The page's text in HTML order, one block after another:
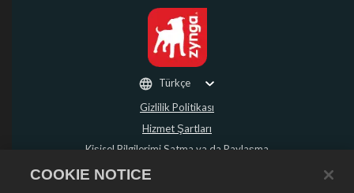
Gizlilik Politikası
Hizmet Şartları
Kişisel Bilgilerimi Satma ya da Paylaşma
Para İadesi Politikası
Türkçe
COOKIE NOTICE